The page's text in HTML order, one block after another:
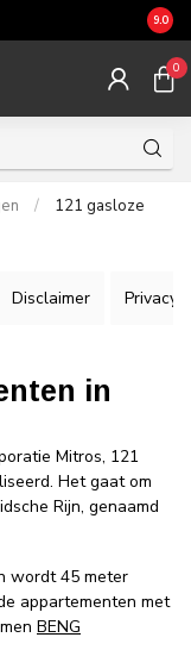
9.0
0
/
121 gasloze
Disclaimer Privacy
in
Mitros, 121
Het gaat om
Rijn, genaamd
wordt 45 meter
appartementen met
BENG